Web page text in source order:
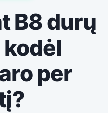
B8 durų
per